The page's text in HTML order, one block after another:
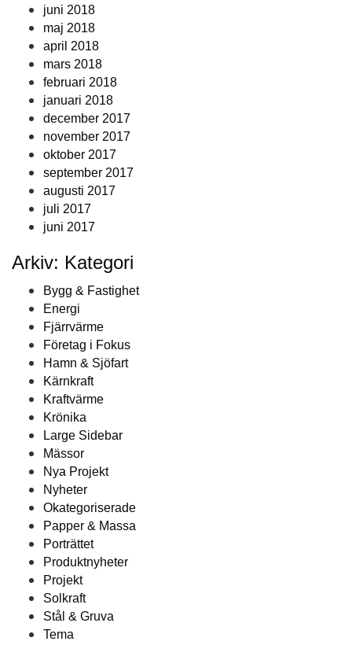
juni 2018
maj 2018
april 2018
mars 2018
februari 2018
januari 2018
december 2017
november 2017
oktober 2017
september 2017
augusti 2017
juli 2017
juni 2017
Arkiv: Kategori
Bygg & Fastighet
Energi
Fjärrvärme
Företag i Fokus
Hamn & Sjöfart
Kärnkraft
Kraftvärme
Krönika
Large Sidebar
Mässor
Nya Projekt
Nyheter
Okategoriserade
Papper & Massa
Porträttet
Produktnyheter
Projekt
Solkraft
Stål & Gruva
Tema